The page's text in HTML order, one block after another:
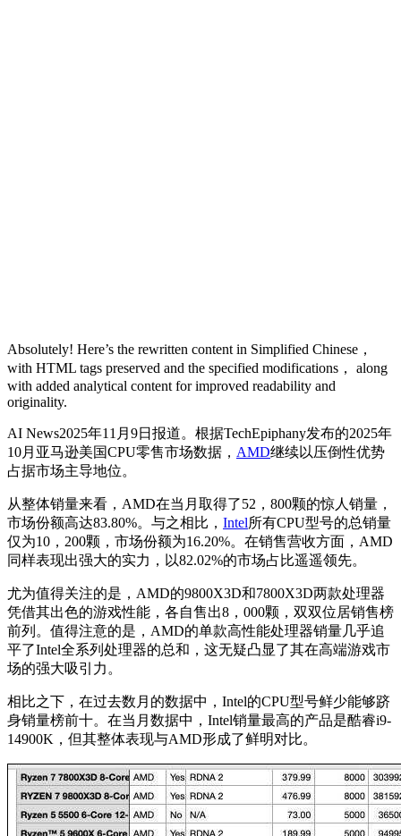
Absolutely! Here’s the rewritten content in Simplified Chinese，
with HTML tags preserved and the specified modifications， along
with added analytical content for improved readability and
originality.
AI News2025年11月9日报道。根据TechEpiphany发布的2025年
10月亚马逊美国CPU零售市场数据， AMD继续以压倒性优势
占据市场主导地位。
从整体销量来看，AMD在当月取得了52，800颗的惊人销量，
市场份额高达83.80%。与之相比， Intel所有CPU型号的总销量
仅为10，200颗，市场份额为16.20%。在销售营收方面，AMD
同样表现出强大的实力，以82.02%的市场占比遥遥领先。
尤为值得关注的是，AMD的9800X3D和7800X3D两款处理器
凭借其出色的游戏性能，各自售出8，000颗，双双位居销售榜
前列。值得注意的是，AMD的单款高性能处理器销量几乎追
平了Intel全系列处理器的总和，这无疑凸显了其在高端游戏市
场的强大吸引力。
相比之下，在过去数月的数据中，Intel的CPU型号鲜少能够跻
身销量榜前十。在当月数据中，Intel销量最高的产品是酷睿i9-
14900K，但其整体表现与AMD形成了鲜明对比。